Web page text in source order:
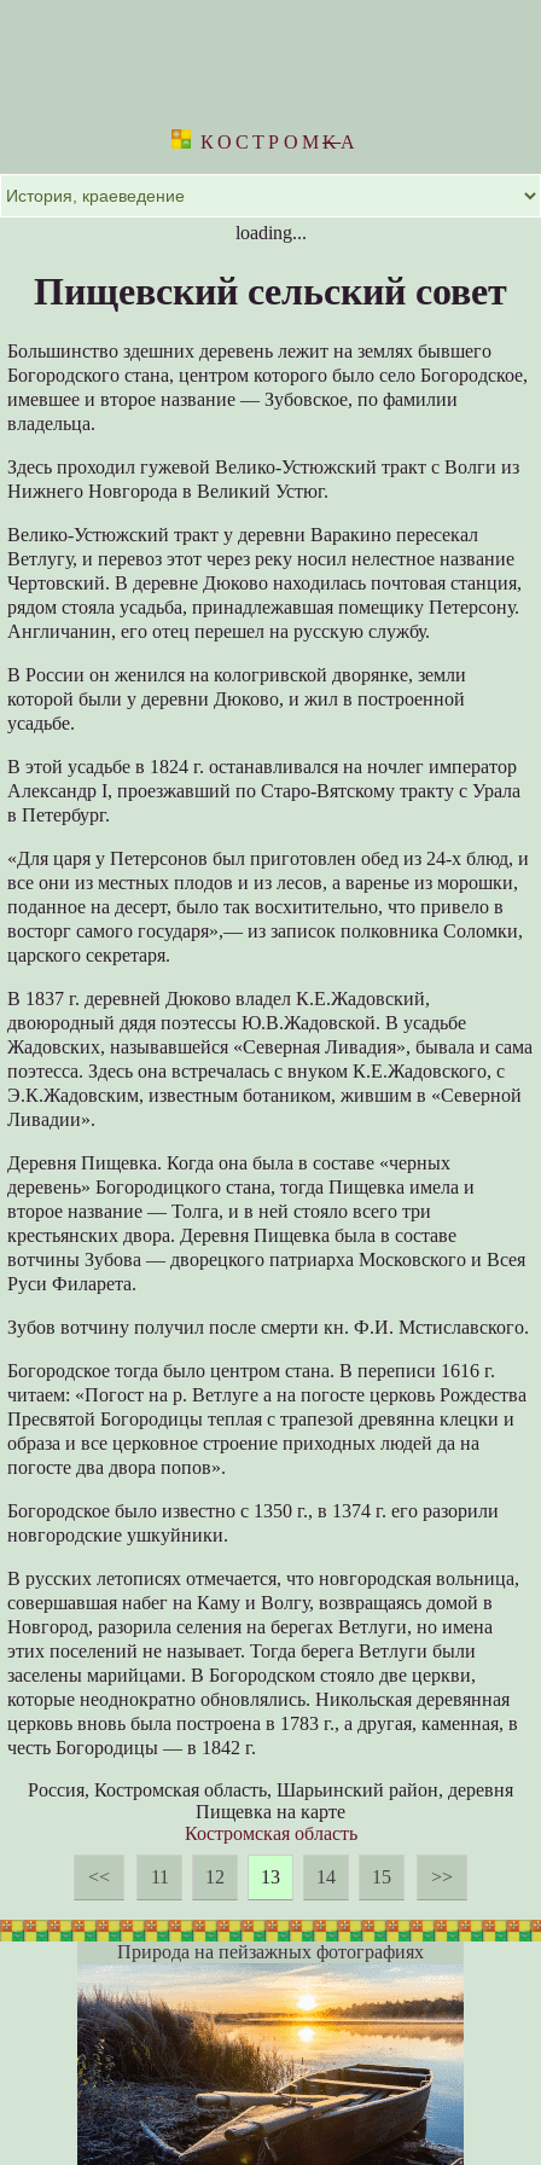
КОСТРОМKА
loading...
Пищевский сельский совет
Большинство здешних деревень лежит на землях бывшего
Богородского стана, центром которого было село Богородское,
имевшее и второе название — Зубовское, по фамилии
владельца.
Здесь проходил гужевой Велико-Устюжский тракт с Волги из
Нижнего Новгорода в Великий Устюг.
Велико-Устюжский тракт у деревни Варакино пересекал
Ветлугу, и перевоз этот через реку носил нелестное название
Чертовский. В деревне Дюково находилась почтовая станция,
рядом стояла усадьба, принадлежавшая помещику Петерсону.
Англичанин, его отец перешел на русскую службу.
В России он женился на кологривской дворянке, земли
которой были у деревни Дюково, и жил в построенной
усадьбе.
В этой усадьбе в 1824 г. останавливался на ночлег император
Александр I, проезжавший по Старо-Вятскому тракту с Урала
в Петербург.
«Для царя у Петерсонов был приготовлен обед из 24-х блюд, и
все они из местных плодов и из лесов, а варенье из морошки,
поданное на десерт, было так восхитительно, что привело в
восторг самого государя»,— из записок полковника Соломки,
царского секретаря.
В 1837 г. деревней Дюково владел К.Е.Жадовский,
двоюродный дядя поэтессы Ю.В.Жадовской. В усадьбе
Жадовских, называвшейся «Северная Ливадия», бывала и сама
поэтесса. Здесь она встречалась с внуком К.Е.Жадовского, с
Э.К.Жадовским, известным ботаником, жившим в «Северной
Ливадии».
Деревня Пищевка. Когда она была в составе «черных
деревень» Богородицкого стана, тогда Пищевка имела и
второе название — Толга, и в ней стояло всего три
крестьянских двора. Деревня Пищевка была в составе
вотчины Зубова — дворецкого патриарха Московского и Всея
Руси Филарета.
Зубов вотчину получил после смерти кн. Ф.И. Мстиславского.
Богородское тогда было центром стана. В переписи 1616 г.
читаем: «Погост на р. Ветлуге а на погосте церковь Рождества
Пресвятой Богородицы теплая с трапезой древянна клецки и
образа и все церковное строение приходных людей да на
погосте два двора попов».
Богородское было известно с 1350 г., в 1374 г. его разорили
новгородские ушкуйники.
В русских летописях отмечается, что новгородская вольница,
совершавшая набег на Каму и Волгу, возвращаясь домой в
Новгород, разорила селения на берегах Ветлуги, но имена
этих поселений не называет. Тогда берега Ветлуги были
заселены марийцами. В Богородском стояло две церкви,
которые неоднократно обновлялись. Никольская деревянная
церковь вновь была построена в 1783 г., а другая, каменная, в
честь Богородицы — в 1842 г.
Россия, Костромская область, Шарьинский район, деревня
Пищевка на карте
Костромская область
<< 11 12 13 14 15 >>
Природа на пейзажных фотографиях